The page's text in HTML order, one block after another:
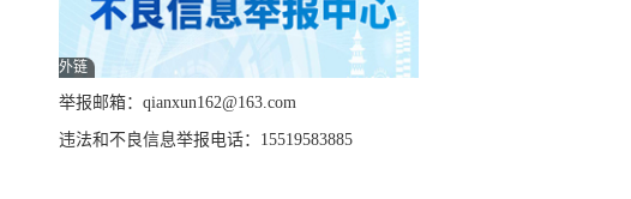
外链
举报邮箱：qianxun162@163.com
违法和不良信息举报电话：15519583885